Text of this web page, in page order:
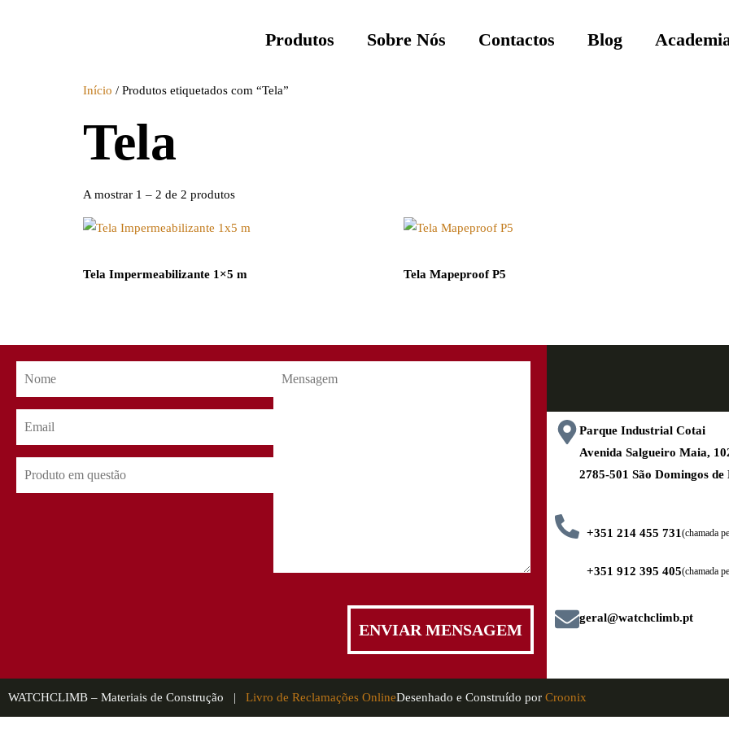
Produtos Sobre Nós Contactos Blog
Início / Produtos etiquetados com “Tela”
Tela
A mostrar 1 – 2 de 2 produtos
Tela Impermeabilizante 1×5 m Tela Mapeproof P5
Parque Industrial Cotai
Avenida Salgueiro Maia,
2785-501 São Domingos de
+351 214 455 731 (chamada
+351 912 395 405(chamada
geral@watchclimb.pt
WATCHCLIMB – Materiais de Construção | Livro de Reclamações OnlineDesenhado e Construído por Croonix